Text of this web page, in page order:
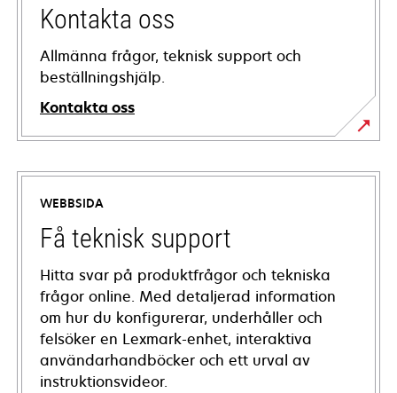
Kontakta oss
Allmänna frågor, teknisk support och
beställningshjälp.
Kontakta oss
WEBBSIDA
Få teknisk support
Hitta svar på produktfrågor och tekniska
frågor online. Med detaljerad information
om hur du konfigurerar, underhåller och
felsöker en Lexmark-enhet, interaktiva
användarhandböcker och ett urval av
instruktionsvideor.